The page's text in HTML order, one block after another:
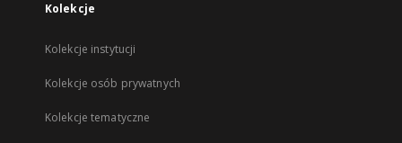
Kolekcje
Kolekcje instytucji
Kolekcje osób prywatnych
Kolekcje tematyczne